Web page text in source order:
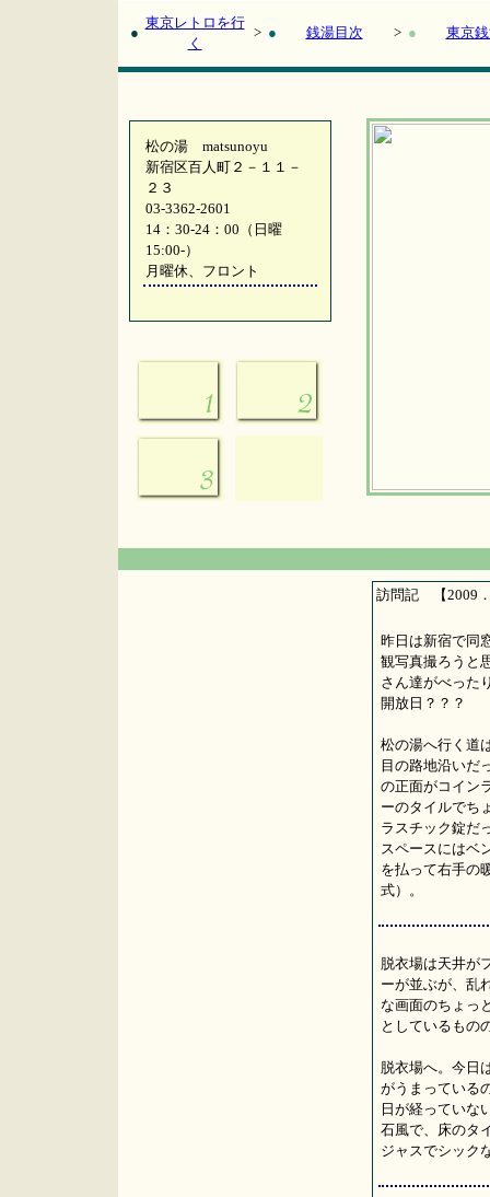
●
東京レトロを行
く
> ● 銭湯目次 > ● 東京
松の湯matsunoyu
新宿区百人町２－１１－
２３
03-3362-2601
14：30-24：00（日曜
15:00-）
月曜休、フロント
訪問記 【2009
昨日は新宿で同
観写真撮ろうと
さん達がべった
開放日？？？
松の湯へ行く道
目の路地沿いだ
の正面がコイン
ーのタイルでち
ラスチック錠だ
スペースにはベ
を払って右手の
式）。
脱衣場は天井が
ーが並ぶが、乱
な画面のちょっ
としているもの
脱衣場へ。今日
がうまっている
日が経っていな
石風で、床のタ
ジャスでシック